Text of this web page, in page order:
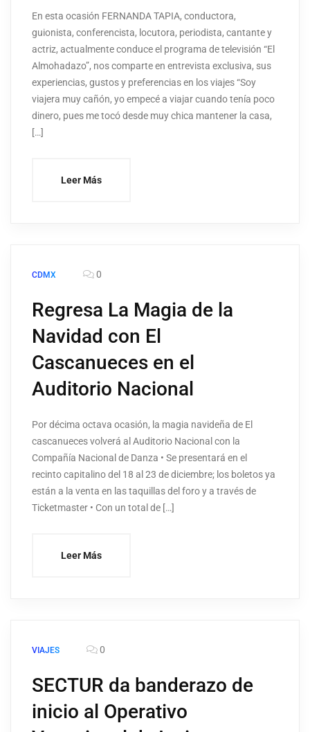
En esta ocasión FERNANDA TAPIA, conductora,
guionista, conferencista, locutora, periodista, cantante y
actriz, actualmente conduce el programa de televisión “El
Almohadazo”, nos comparte en entrevista exclusiva, sus
experiencias, gustos y preferencias en los viajes “Soy
viajera muy cañón, yo empecé a viajar cuando tenía poco
dinero, pues me tocó desde muy chica mantener la casa,
[…]
Leer Más
CDMX 0
Regresa La Magia de la
Navidad con El
Cascanueces en el
Auditorio Nacional
Por décima octava ocasión, la magia navideña de El
cascanueces volverá al Auditorio Nacional con la
Compañía Nacional de Danza • Se presentará en el
recinto capitalino del 18 al 23 de diciembre; los boletos ya
están a la venta en las taquillas del foro y a través de
Ticketmaster • Con un total de […]
Leer Más
VIAJES 0
SECTUR da banderazo de
inicio al Operativo